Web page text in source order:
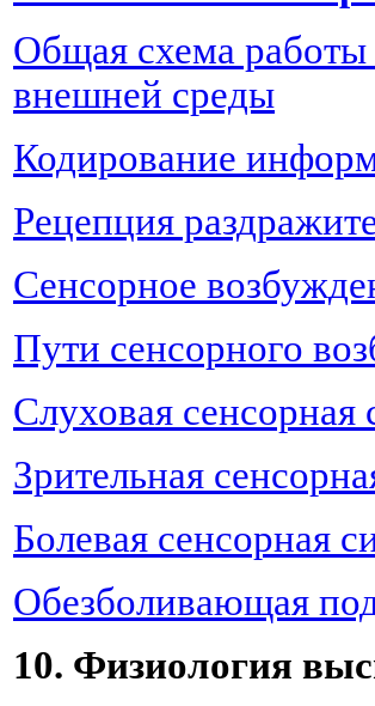
Общая схема
внешней среды
Кодирование
Рецепция
Сенсорное
Пути сенсорного
Слуховая сенсорная
Зрительная
Болевая сенсорная
Обезболивающая
10. Физиология